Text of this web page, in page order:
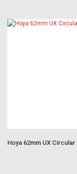
Hoya 62mm UX